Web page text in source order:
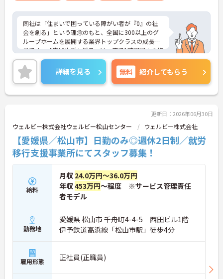
同社は「住まいで困っている障がい者が『0』の社
会を創る」という理念のもと、全国に300以上のグ
ループホームを展開する業界トップクラスの成長企
業です。「広域生活支援員」は、車で1時間圏内の複
数施設を横断的に担当し、現場支援とパートスタッ
フのサポートを行うハイクラスなポジションです。
最新設備とバリアフリーが完備され、スタッフの身
体的負担が少なく、広域手当5万円が付与されるこ
とで高い給与水準を実現しています。年間休日114
効率化など、ワークライフバランスを保ちながら定
年70歳まで長期的に活躍できる制度が盤石に整って
います。複数施設を経験することで培われるマネジ
メント視点は、将来的なエリアマネージャーへのキ
ャリアアップにも直結しており、最新の環境で専門
性を発揮したいプロフェッショナルの方にお勧めで
す。
★おすすめPOINT★
・広域支援員として複数のホームを巡るため、各ホ
ームのパートスタッフの教育やサポートにも携わる
営や人材育成の視点を養うことで、将来のエリアマ
ネージャー候補としてのステップアップに直結しま
・定年70歳、再雇用75歳までという業界屈指の制度
があり、20代から60代まで幅広い年代が活躍してい
ます。年間休日も114日確保されているため、無理
なく長期的なキャリアを築いていただけます。
詳細を見る 無料 紹介してもらう
更新日：2026年06月30日
ウェルビー株式会社ウェルビー松山センター ウェルビー株式会社
【愛媛県／松山市】日勤のみ◎週休2日制／就労
移行支援事業所にてスタッフ募集！
給料
月収 24.0万円～36.0万円
年収453万円～程度 ※サービス管理責任
者モデル
勤務地
愛媛県 松山市 千舟町4-4-5 西田ビル1階
伊予鉄道高浜線「松山市駅」徒歩4分
雇用形態 正社員(正職員)